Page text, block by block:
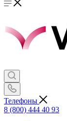
Телефоны
8 (800) 444 40 93